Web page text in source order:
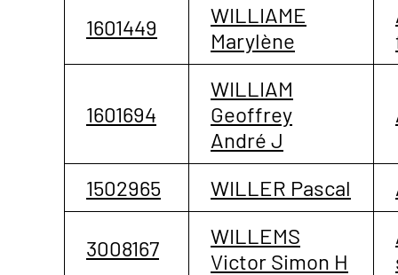
1601449
WILLIAME
Marylène
1601694
WILLIAM
Geoffrey
André J
1502965 WILLER Pascal
3008167
WILLEMS
Victor Simon H